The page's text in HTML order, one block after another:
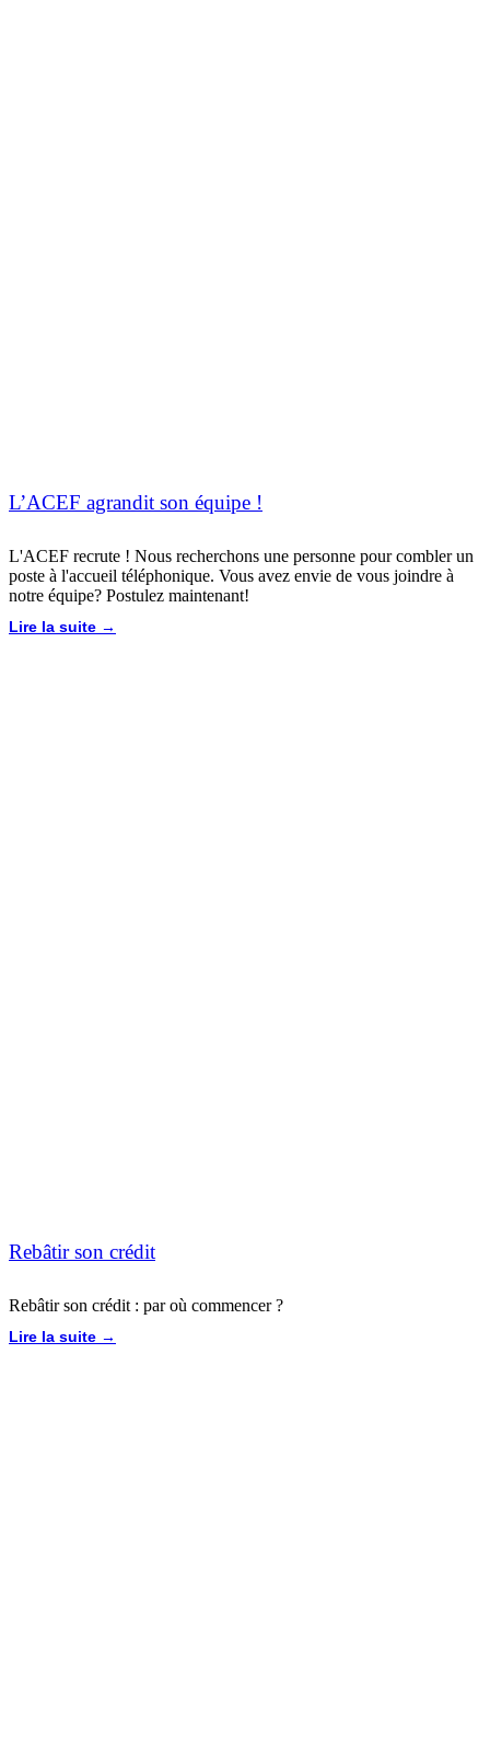
L’ACEF agrandit son équipe !
L'ACEF recrute ! Nous recherchons une personne pour combler un
poste à l'accueil téléphonique. Vous avez envie de vous joindre à
notre équipe? Postulez maintenant!
Lire la suite →
Rebâtir son crédit
Rebâtir son crédit : par où commencer ?
Lire la suite →